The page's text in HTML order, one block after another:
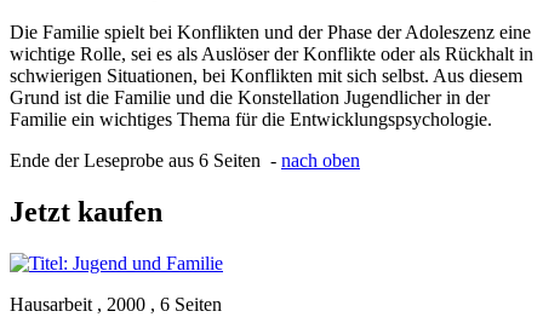
Die Familie spielt bei Konflikten und der Phase der Adoleszenz eine
wichtige Rolle, sei es als Auslöser der Konflikte oder als Rückhalt in
schwierigen Situationen, bei Konflikten mit sich selbst. Aus diesem
Grund ist die Familie und die Konstellation Jugendlicher in der
Familie ein wichtiges Thema für die Entwicklungspsychologie.
Ende der Leseprobe aus 6 Seiten - nach oben
Jetzt kaufen
Hausarbeit , 2000 , 6 Seiten